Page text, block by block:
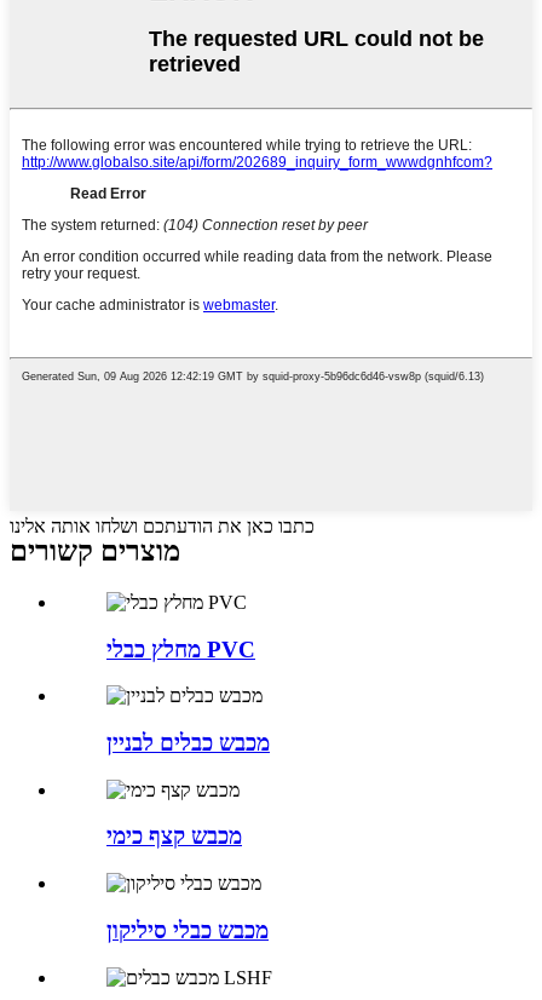
כתבו כאן את הודעתכם ושלחו אותה אלינו
מוצרים קשורים
מחלץ כבלי PVC
מכבש כבלים לבניין
מכבש קצף כימי
מכבש כבלי סיליקון